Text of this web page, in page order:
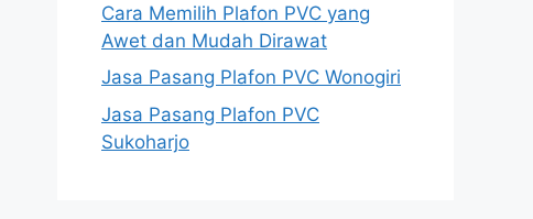
Cara Memilih Plafon PVC yang
Awet dan Mudah Dirawat
Jasa Pasang Plafon PVC Wonogiri
Jasa Pasang Plafon PVC
Sukoharjo